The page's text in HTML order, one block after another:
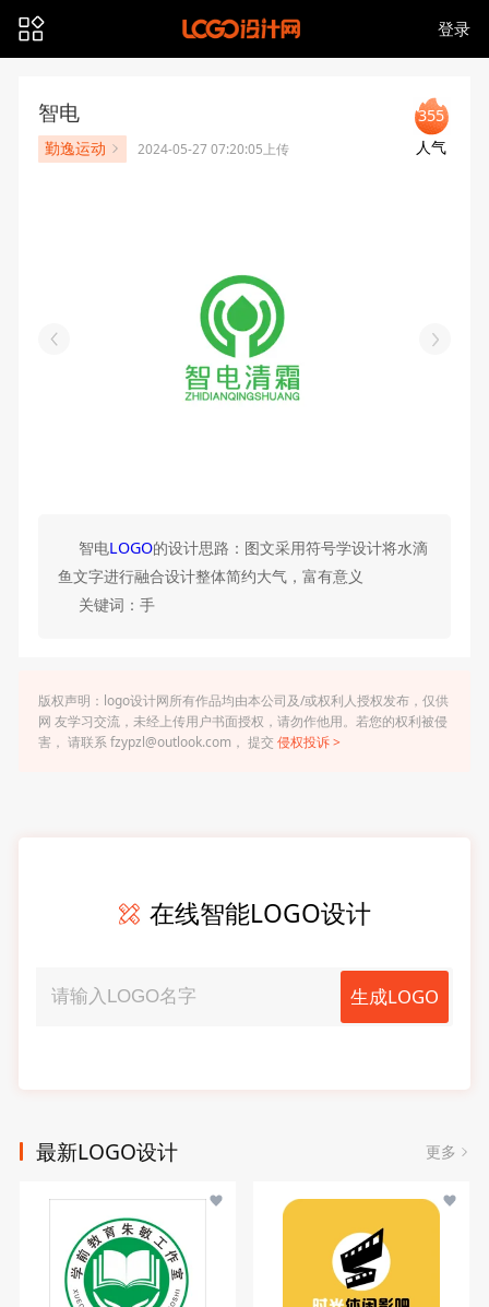
登录
智电
勤逸运动 2024-05-27 07:20:05上传
355
人气
智电LOGO的设计思路：图文采用符号学设计将水滴
鱼文字进行融合设计整体简约大气，富有意义
关键词：手
版权声明：logo设计网所有作品均由本公司及/或权利人授权发布，仅供
网 友学习交流，未经上传用户书面授权，请勿作他用。若您的权利被侵
害， 请联系 fzypzl@outlook.com， 提交 侵权投诉 >
在线智能LOGO设计
生成LOGO
最新LOGO设计 更多